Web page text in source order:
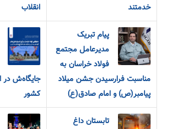
خدمتند
انقلاب
پیام تبریک
مدیرعامل مجتمع
فولاد خراسان به
مناسبت فرارسیدن جشن میلاد
پیامبر(ص) و امام صادق(ع)
جایگاه‌ش در
کشور
تابستان داغ